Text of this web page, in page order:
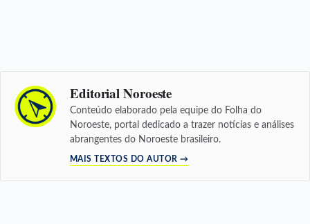
Editorial Noroeste
Conteúdo elaborado pela equipe do Folha do
Noroeste, portal dedicado a trazer notícias e análises
abrangentes do Noroeste brasileiro.
MAIS TEXTOS DO AUTOR →